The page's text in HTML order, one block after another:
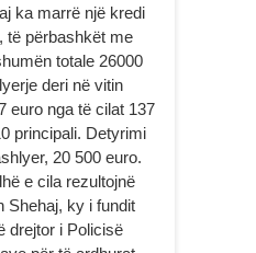
ka marrë një kredi
të përbashkët me
totale 26000
deri në vitin
euro nga të cilat 137
principali. Detyrimi
20 500 euro.
e cila rezultojnë
Shehaj, ky i fundit
drejtor i Policisë